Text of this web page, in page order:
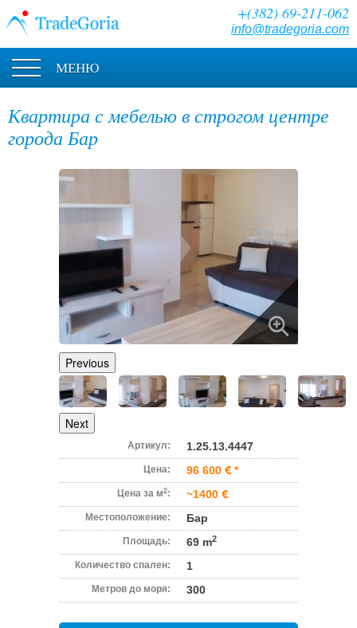
+(382) 69-211-062
info@tradegoria.com
МЕНЮ
Квартира с мебелью в строгом центре
города Бар
Previous
Next
Артикул: 1.25.13.4447
Цена: 96 600 *
Цена за м2: ~1400
Местоположение: Бар
Площадь: 69 m2
Количество спален: 1
Метров до моря: 300